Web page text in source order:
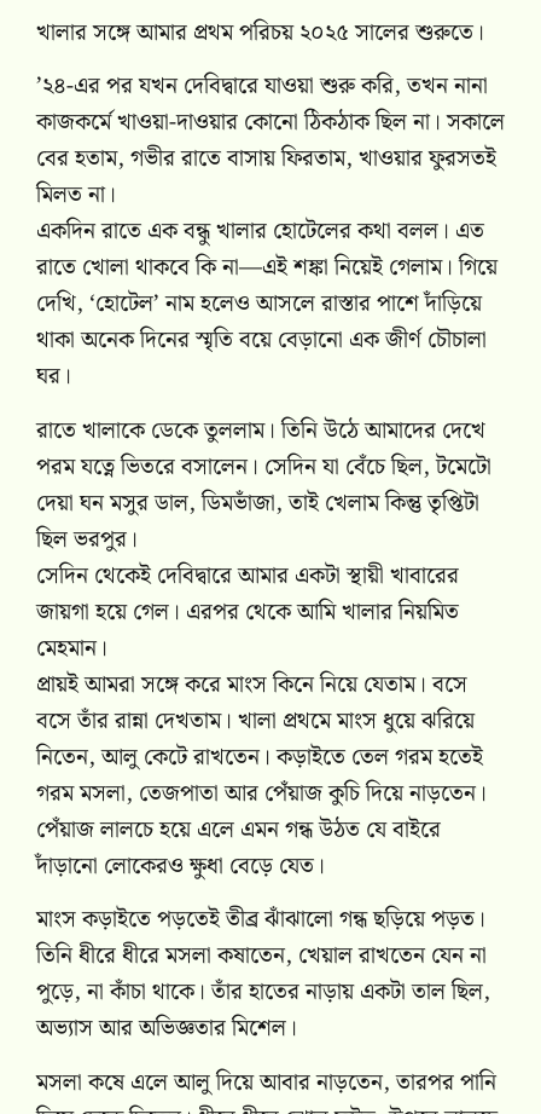
খালার সঙ্গে আমার প্রথম পরিচয় ২০২৫ সালের শুরুতে।
’২৪-এর পর যখন দেবিদ্বারে যাওয়া শুরু করি, তখন নানা
কাজকর্মে খাওয়া-দাওয়ার কোনো ঠিকঠাক ছিল না। সকালে
বের হতাম, গভীর রাতে বাসায় ফিরতাম, খাওয়ার ফুরসতই
মিলত না।
একদিন রাতে এক বন্ধু খালার হোটেলের কথা বলল। এত
রাতে খোলা থাকবে কি না—এই শঙ্কা নিয়েই গেলাম। গিয়ে
দেখি, ‘হোটেল’ নাম হলেও আসলে রাস্তার পাশে দাঁড়িয়ে
থাকা অনেক দিনের স্মৃতি বয়ে বেড়ানো এক জীর্ণ চৌচালা
ঘর।
রাতে খালাকে ডেকে তুললাম। তিনি উঠে আমাদের দেখে
পরম যত্নে ভিতরে বসালেন। সেদিন যা বেঁচে ছিল, টমেটো
দেয়া ঘন মসুর ডাল, ডিমভাঁজা, তাই খেলাম কিন্তু তৃপ্তিটা
ছিল ভরপুর।
সেদিন থেকেই দেবিদ্বারে আমার একটা স্থায়ী খাবারের
জায়গা হয়ে গেল। এরপর থেকে আমি খালার নিয়মিত
মেহমান।
প্রায়ই আমরা সঙ্গে করে মাংস কিনে নিয়ে যেতাম। বসে
বসে তাঁর রান্না দেখতাম। খালা প্রথমে মাংস ধুয়ে ঝরিয়ে
নিতেন, আলু কেটে রাখতেন। কড়াইতে তেল গরম হতেই
গরম মসলা, তেজপাতা আর পেঁয়াজ কুচি দিয়ে নাড়তেন।
পেঁয়াজ লালচে হয়ে এলে এমন গন্ধ উঠত যে বাইরে
দাঁড়ানো লোকেরও ক্ষুধা বেড়ে যেত।
মাংস কড়াইতে পড়তেই তীব্র ঝাঁঝালো গন্ধ ছড়িয়ে পড়ত।
তিনি ধীরে ধীরে মসলা কষাতেন, খেয়াল রাখতেন যেন না
পুড়ে, না কাঁচা থাকে। তাঁর হাতের নাড়ায় একটা তাল ছিল,
অভ্যাস আর অভিজ্ঞতার মিশেল।
মসলা কষে এলে আলু দিয়ে আবার নাড়তেন, তারপর পানি